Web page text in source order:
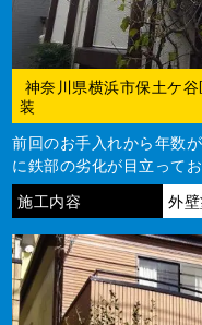
神奈川県横浜市保土ケ
装
前回のお手入れから年数
に鉄部の劣化が目立って
施工内容
外